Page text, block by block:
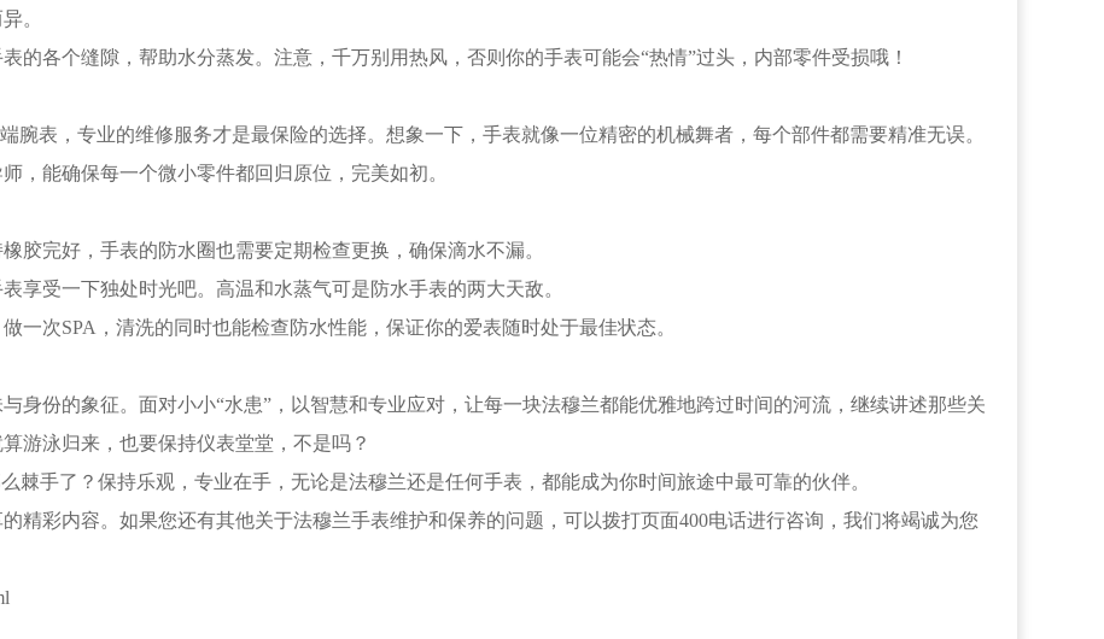
。
各个缝隙，帮助水分蒸发。注意，千万别用热风，否则你的手表可能会“热情”过头，内部零件受损哦！
表，专业的维修服务才是最保险的选择。想象一下，手表就像一位精密的机械舞者，每个部件都需要精准无误。
，能确保每一个微小零件都回归原位，完美如初。
完好，手表的防水圈也需要定期检查更换，确保滴水不漏。
受一下独处时光吧。高温和水蒸气可是防水手表的两大天敌。
次SPA，清洗的同时也能检查防水性能，保证你的爱表随时处于最佳状态。
份的象征。面对小小“水患”，以智慧和专业应对，让每一块法穆兰都能优雅地跨过时间的河流，继续讲述那些关
游泳归来，也要保持仪表堂堂，不是吗？
手了？保持乐观，专业在手，无论是法穆兰还是任何手表，都能成为你时间旅途中最可靠的伙伴。
精彩内容。如果您还有其他关于法穆兰手表维护和保养的问题，可以拨打页面400电话进行咨询，我们将竭诚为您